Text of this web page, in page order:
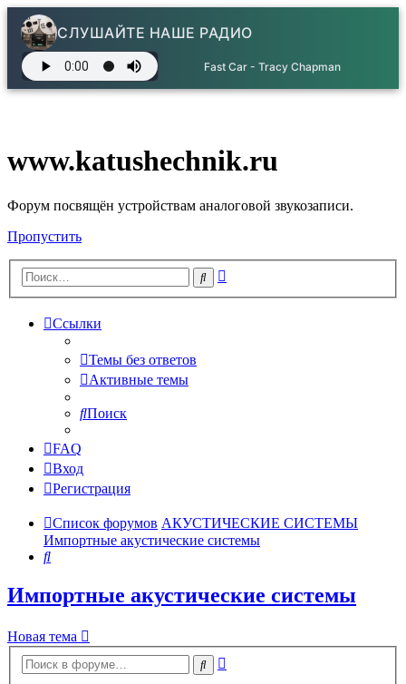
СЛУШАЙТЕ НАШЕ РАДИО
Fast Car - Tracy Chapman
www.katushechnik.ru
Форум посвящён устройствам аналоговой звукозаписи.
Пропустить
Поиск
Ссылки
Темы без ответов
Активные темы
Поиск
FAQ
Вход
Регистрация
Список форумов АКУСТИЧЕСКИЕ СИСТЕМЫ
Импортные акустические системы
Поиск
Импортные акустические системы
Новая тема
Поиск